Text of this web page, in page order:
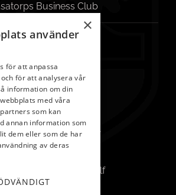
Business Club
042-450 85 00
Reception
info@vasatorp.golf
Restaurang
Klubbchef
Banchef
×
använder
för att anpassa
för att analysera vår
information om din
med våra
som kan
annan information som
dem eller som de har
av deras